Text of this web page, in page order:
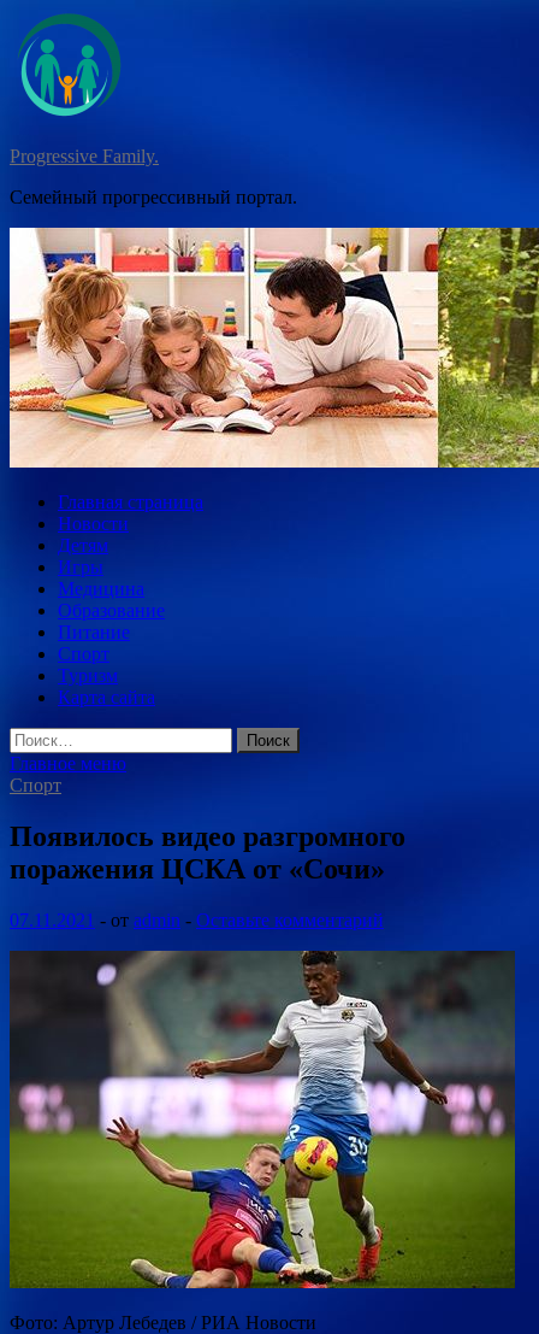
Перейти
содержимому
Progressive Family.
Семейный прогрессивный портал.
Главная страница
Новости
Детям
Игры
Медицина
Образование
Питание
Спорт
Туризм
Карта сайта
Найти:
Главное меню
Спорт
Появилось видео разгромного
поражения ЦСКА от «Сочи»
07.11.2021 - от admin - Оставьте комментарий
Фото: Артур Лебедев / РИА Новости